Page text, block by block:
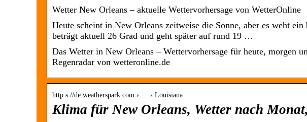
Wetter New Orleans – aktuelle Wettervorhersage von WetterOnline
Heute scheint in New Orleans zeitweise die Sonne, aber es weht
beträgt aktuell 26 Grad und geht später auf rund 19 …
Das Wetter in New Orleans – Wettervorhersage für heute, morgen
Regenradar von wetteronline.de
http s://de.weatherspark.com › … › Louisiana
Klima für New Orleans, Wetter nach